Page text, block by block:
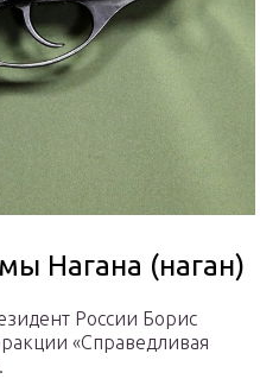
Нагана (наган)
России Борис
«Справедливая